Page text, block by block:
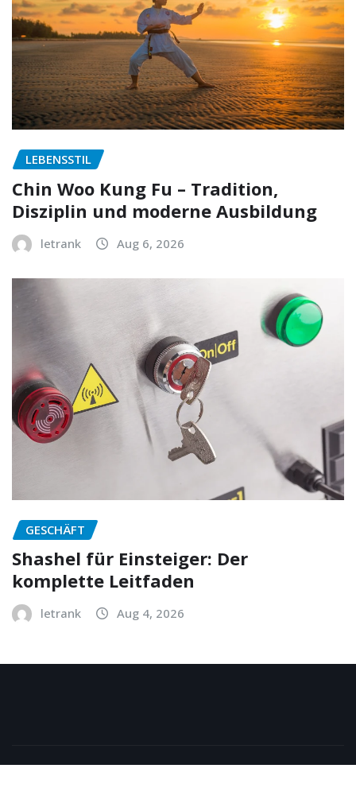
LEBENSSTIL
Chin Woo Kung Fu – Tradition,
Disziplin und moderne Ausbildung
letrank Aug 6, 2026
GESCHÄFT
Shashel für Einsteiger: Der
komplette Leitfaden
letrank Aug 4, 2026